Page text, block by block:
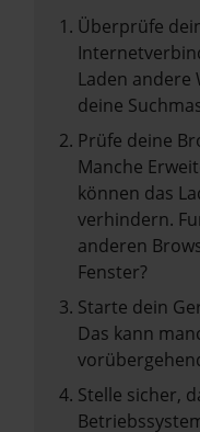
Überprüfe
Laden andere
deine
Prüfe deine
Manche
können das
verhindern.
anderen
Fenster?
Starte dein
Das kann
Stelle sicher,